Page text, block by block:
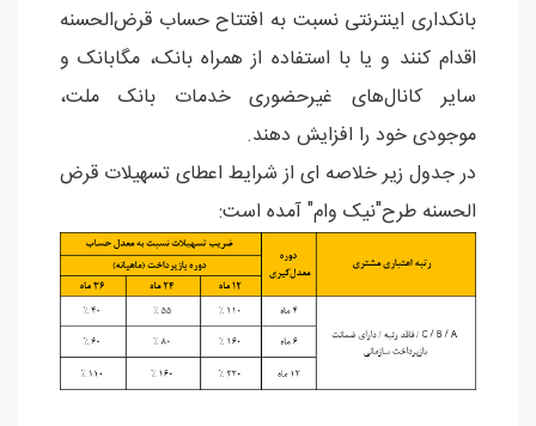
بانکداری اینترنتی نسبت به افتتاح حساب قرض‌الحسنه
اقدام کنند و یا با استفاده از همراه بانک، مگابانک و
سایر کانال‌های غیرحضوری خدمات بانک ملت،
موجودی خود را افزایش دهند.
در جدول زیر خلاصه ای از شرایط اعطای تسهیلات قرض
الحسنه طرح"نیک وام" آمده است: